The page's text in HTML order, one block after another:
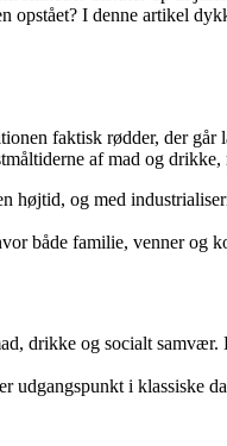
I denne artikel
faktisk rødder, der
af mad og
højtid, og med
både familie, venner og
drikke og socialt
udgangspunkt i klassiske